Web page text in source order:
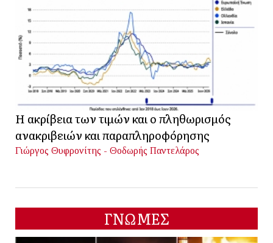
Η ακρίβεια των τιμών και ο πληθωρισμός
ανακριβειών και παραπληροφόρησης
Γιώργος Θυφρονίτης - Θοδωρής Παντελάρος
ΓΝΩΜΕΣ